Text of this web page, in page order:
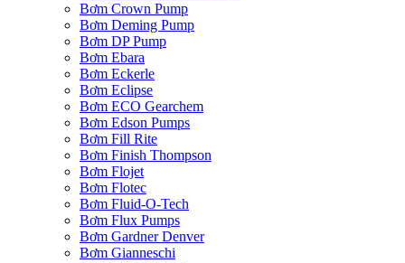
Bơm Crown Pump
Bơm Deming Pump
Bơm DP Pump
Bơm Ebara
Bơm Eckerle
Bơm Eclipse
Bơm ECO Gearchem
Bơm Edson Pumps
Bơm Fill Rite
Bơm Finish Thompson
Bơm Flojet
Bơm Flotec
Bơm Fluid-O-Tech
Bơm Flux Pumps
Bơm Gardner Denver
Bơm Gianneschi